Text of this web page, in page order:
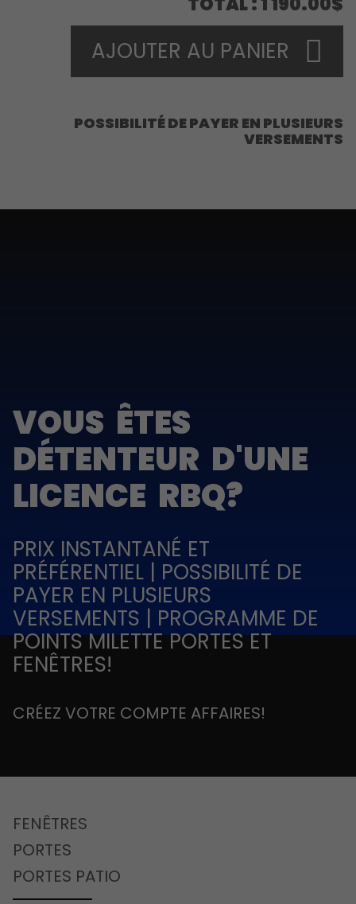
AJOUTER AU PANIER
POSSIBILITÉ DE PAYER EN PLUSIEURS
VERSEMENTS
VOUS ÊTES
DÉTENTEUR D'UNE
LICENCE RBQ?
PRIX INSTANTANÉ ET
PRÉFÉRENTIEL | POSSIBILITÉ DE
PAYER EN PLUSIEURS
VERSEMENTS | PROGRAMME DE
POINTS MILETTE PORTES ET
FENÊTRES!
CRÉEZ VOTRE COMPTE AFFAIRES!
FENÊTRES
PORTES
PORTES PATIO